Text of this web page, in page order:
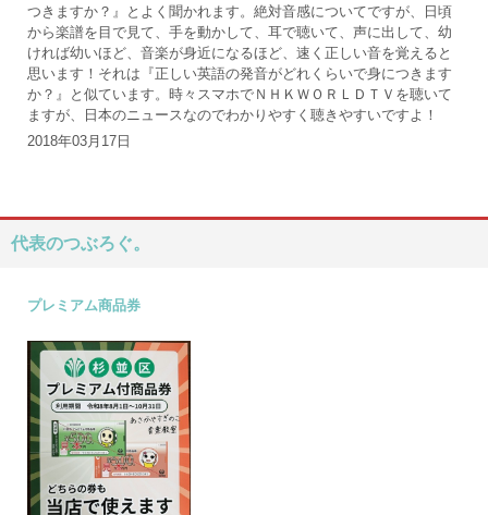
つきますか？』とよく聞かれます。絶対音感についてですが、日頃
から楽譜を目で見て、手を動かして、耳で聴いて、声に出して、幼
ければ幼いほど、音楽が身近になるほど、速く正しい音を覚えると
思います！それは『正しい英語の発音がどれくらいで身につきます
か？』と似ています。時々スマホでＮＨＫＷＯＲＬＤＴＶを聴いて
ますが、日本のニュースなのでわかりやすく聴きやすいですよ！
2018年03月17日
代表のつぶろぐ。
プレミアム商品券